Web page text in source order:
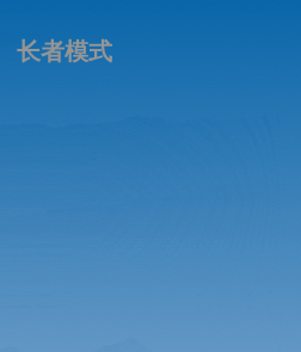
长者模式